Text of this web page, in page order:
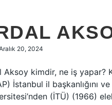
20, 2024
Aksoy kimdir, ne iş yapar?
İstanbul il başkanlığını
(İTÜ) (1966)